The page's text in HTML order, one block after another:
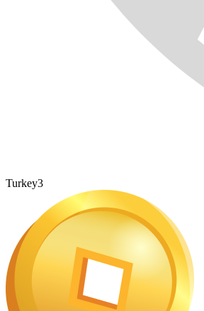
Turkey3